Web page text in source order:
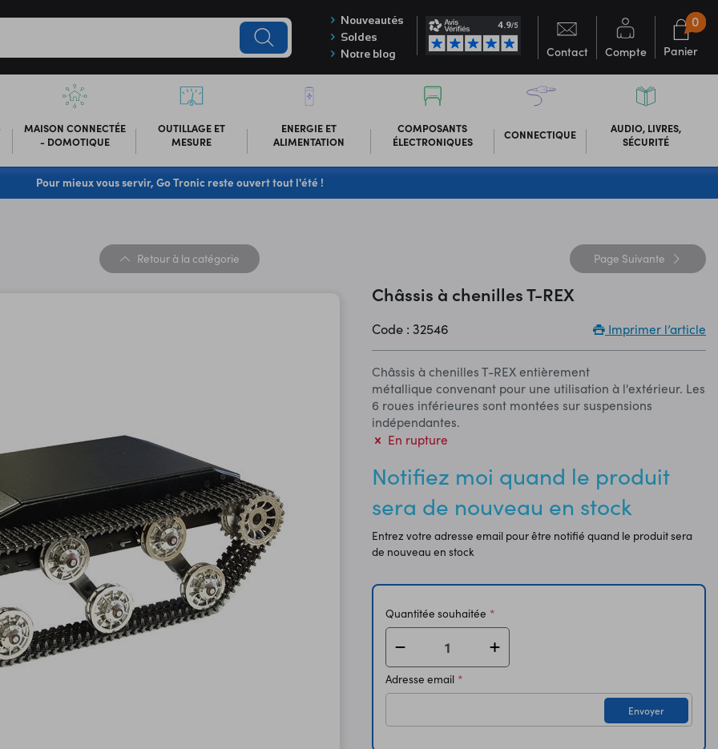
Nouveautés
Soldes
Notre blog
Contact Compte Panier
0
MAISON CONNECTÉE
- DOMOTIQUE
OUTILLAGE ET
MESURE
ENERGIE ET
ALIMENTATION
COMPOSANTS
ÉLECTRONIQUES
CONNECTIQUE
AUDIO, LIVRES,
SÉCURITÉ
Pour mieux vous servir, Go Tronic reste ouvert tout l'été !
Retour à la catégorie Page Suivante
Châssis à chenilles T-REX
Code : 32546 Imprimer l’article
Châssis à chenilles T-REX entièrement
métallique convenant pour une utilisation à l'extérieur. Les
6 roues inférieures sont montées sur suspensions
indépendantes.
En rupture
Notifiez moi quand le produit
sera de nouveau en stock
Entrez votre adresse email pour être notifié quand le produit sera
de nouveau en stock
Quantitée souhaitée
Adresse email
Envoyer